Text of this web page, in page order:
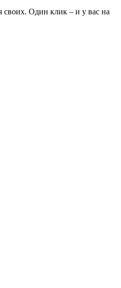
Один клик – и у вас на